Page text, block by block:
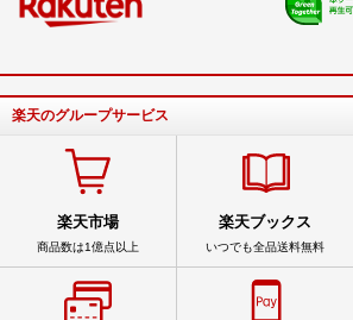
楽天のグループサービス
楽天市場
商品数は1億点以上
楽天ブックス
いつでも全品送料無料